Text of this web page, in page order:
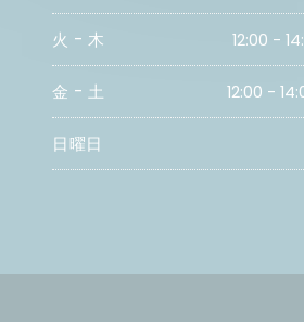
火 -木 12:00 -
金 - 土 12:00 -
日曜日